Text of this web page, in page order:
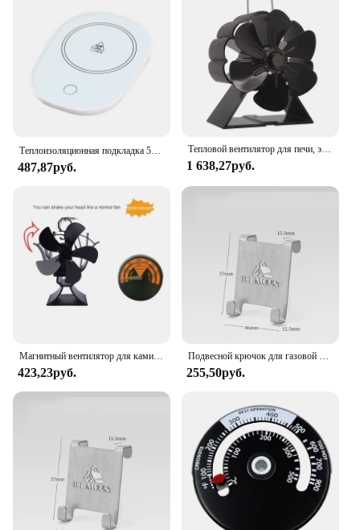
Теплоизоляционная подкладка 55 ℃ с одним переключателем, Домашнее использование, сохранение тепла кофе, Офисная электрическая чайная плита/чайница 55 ℃
487,87руб.
Тепловой вентилятор для печи, эко-тихий черный, 6-лопастной, дровяная горелка, каминный вентилятор, зимняя теплая домашняя эффективная распределение тепла
1 638,27руб.
Магнитный вентилятор для камина плита термометр для измерения температуры тела у древесных бревен горелки Температура датчик 1XCC
423,23руб.
Подвесной крючок для газовой канистры Кемпинговые столы Крючок из нержавеющей стали Вешалка для бака для плиты Крючок Открытый походный стол Органайзер для бака газовой плиты
255,50руб.